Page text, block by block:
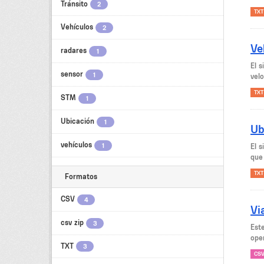
Tránsito 2
Vehículos 2
radares 1
sensor 1
STM 1
Ubicación 1
vehículos 1
Formatos
CSV 4
csv zip 3
TXT 3
TXT
El
TXT
El
TXT
CSV